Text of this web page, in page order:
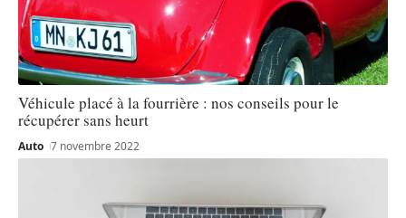
Véhicule placé à la fourrière : nos conseils pour le
récupérer sans heurt
Auto 7 novembre 2022